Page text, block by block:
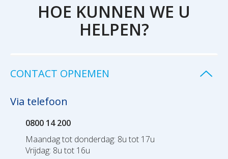
HOE KUNNEN WE U
HELPEN?
CONTACT OPNEMEN
Via telefoon
0800 14 200
Maandag tot donderdag: 8u tot 17u
Vrijdag: 8u tot 16u